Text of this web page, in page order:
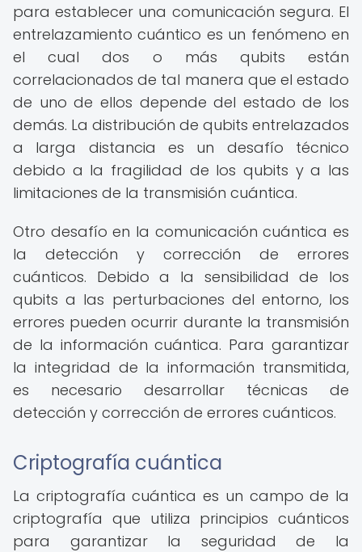
para establecer una comunicación segura. El
entrelazamiento cuántico es un fenómeno en
el cual dos o más qubits están
correlacionados de tal manera que el estado
de uno de ellos depende del estado de los
demás. La distribución de qubits entrelazados
a larga distancia es un desafío técnico
debido a la fragilidad de los qubits y a las
limitaciones de la transmisión cuántica.
Otro desafío en la comunicación cuántica es
la detección y corrección de errores
cuánticos. Debido a la sensibilidad de los
qubits a las perturbaciones del entorno, los
errores pueden ocurrir durante la transmisión
de la información cuántica. Para garantizar
la integridad de la información transmitida,
es necesario desarrollar técnicas de
detección y corrección de errores cuánticos.
Criptografía cuántica
La criptografía cuántica es un campo de la
criptografía que utiliza principios cuánticos
para garantizar la seguridad de la